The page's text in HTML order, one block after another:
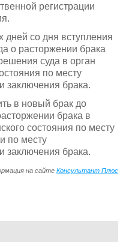
регистрации
дней со дня вступления
о расторжении брака
суда в орган
по месту
заключения брака.
в новый брак до
брака в
состояния по месту
по месту
заключения брака.
на сайтеКонсультант Плюс